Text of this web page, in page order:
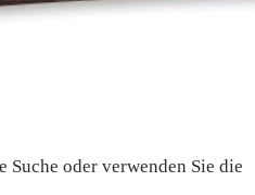
oder verwenden Sie die